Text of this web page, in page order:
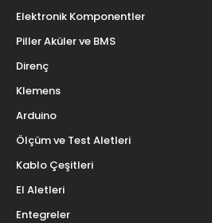
Elektronik Komponentler
Piller Aküler ve BMS
Direnç
Klemens
Arduino
Ölçüm ve Test Aletleri
Kablo Çeşitleri
El Aletleri
Entegreler